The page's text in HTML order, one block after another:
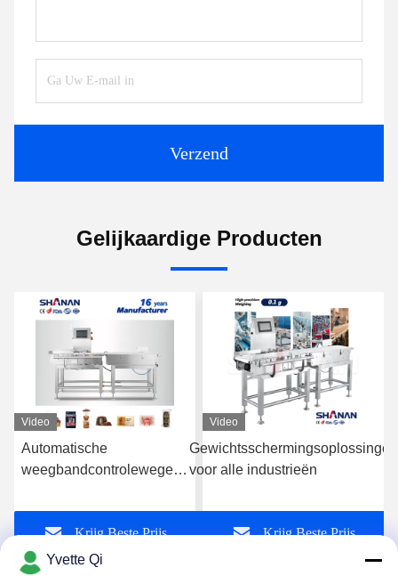
Verzend
Gelijkaardige Producten
Video
Automatische
weegbandcontroleweger
voedselverpakkingen
Krijg Beste Prijs
Video
Gewichtsschermingsoplossingen
voor alle industrieën
Krijg Beste Prijs
Yvette Qi